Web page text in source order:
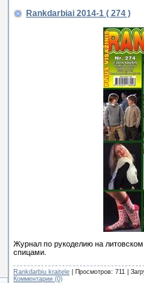
Rankdarbiai 2014-1 ( 274 )
Журнал по рукоделию на
спицами.
Rankdarbiu kraitele | Просмотров: 711 |
Комментарии (0)